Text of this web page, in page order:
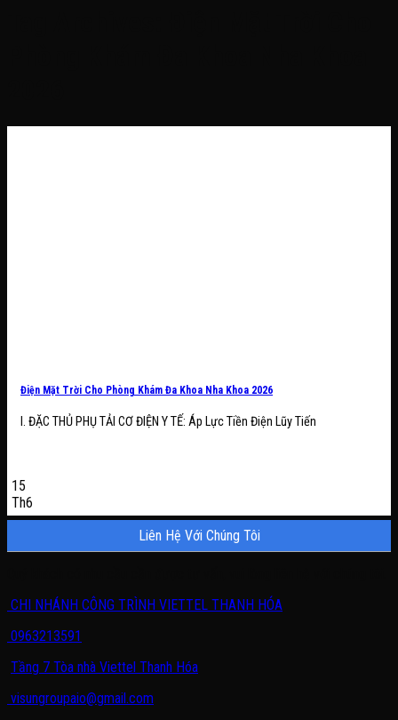
Điện Mặt Trời Cho Phòng Khám Đa Khoa Nha Khoa 2026
I. ĐẶC THỦ PHỤ TẢI CƠ ĐIỆN Y TẾ: Áp Lực Tiền Điện Lũy Tiến
15
Th6
Liên Hệ Với Chúng Tôi
CHI NHÁNH CÔNG TRÌNH VIETTEL THANH HÓA
0963213591
Tầng 7 Tòa nhà Viettel Thanh Hóa
visungroupaio@gmail.com